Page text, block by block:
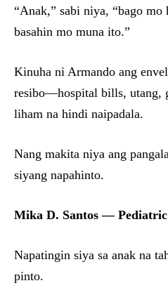
“Anak,” sabi niya, “bago mo
basahin mo muna ito.”
Kinuha ni Armando ang
resibo—hospital bills, utang,
liham na hindi naipadala.
Nang makita niya ang
siyang napahinto.
Mika D. Santos —
Napatingin siya sa anak na
pinto.